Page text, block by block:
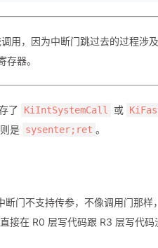
用，因为中断门跳过去的过程涉
存器。
了 KiIntSystemCall 或
是 sysenter;ret 。
门不支持传参，不像调用门那样
接在 R0 层写代码跟 R3 层写代